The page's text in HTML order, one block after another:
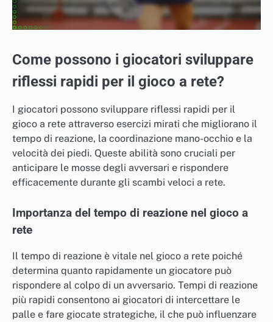
Come possono i giocatori sviluppare
riflessi rapidi per il gioco a rete?
I giocatori possono sviluppare riflessi rapidi per il
gioco a rete attraverso esercizi mirati che migliorano il
tempo di reazione, la coordinazione mano-occhio e la
velocità dei piedi. Queste abilità sono cruciali per
anticipare le mosse degli avversari e rispondere
efficacemente durante gli scambi veloci a rete.
Importanza del tempo di reazione nel gioco a
rete
Il tempo di reazione è vitale nel gioco a rete poiché
determina quanto rapidamente un giocatore può
rispondere al colpo di un avversario. Tempi di reazione
più rapidi consentono ai giocatori di intercettare le
palle e fare giocate strategiche, il che può influenzare